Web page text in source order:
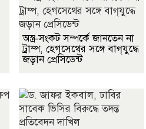
অস্ত্র-সংকট সম্পর্কে জানতেন না
ট্রাম্প, হেগসেথের সঙ্গে বাগ্‌যুদ্ধে
জড়ান প্রেসিডেন্ট